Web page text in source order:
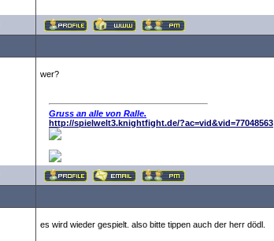
wer?
Gruss an alle von Ralle.
http://spielwelt3.knightfight.de/?ac=vid&vid=77048563
es wird wieder gespielt. also bitte tippen auch der herr dödl.